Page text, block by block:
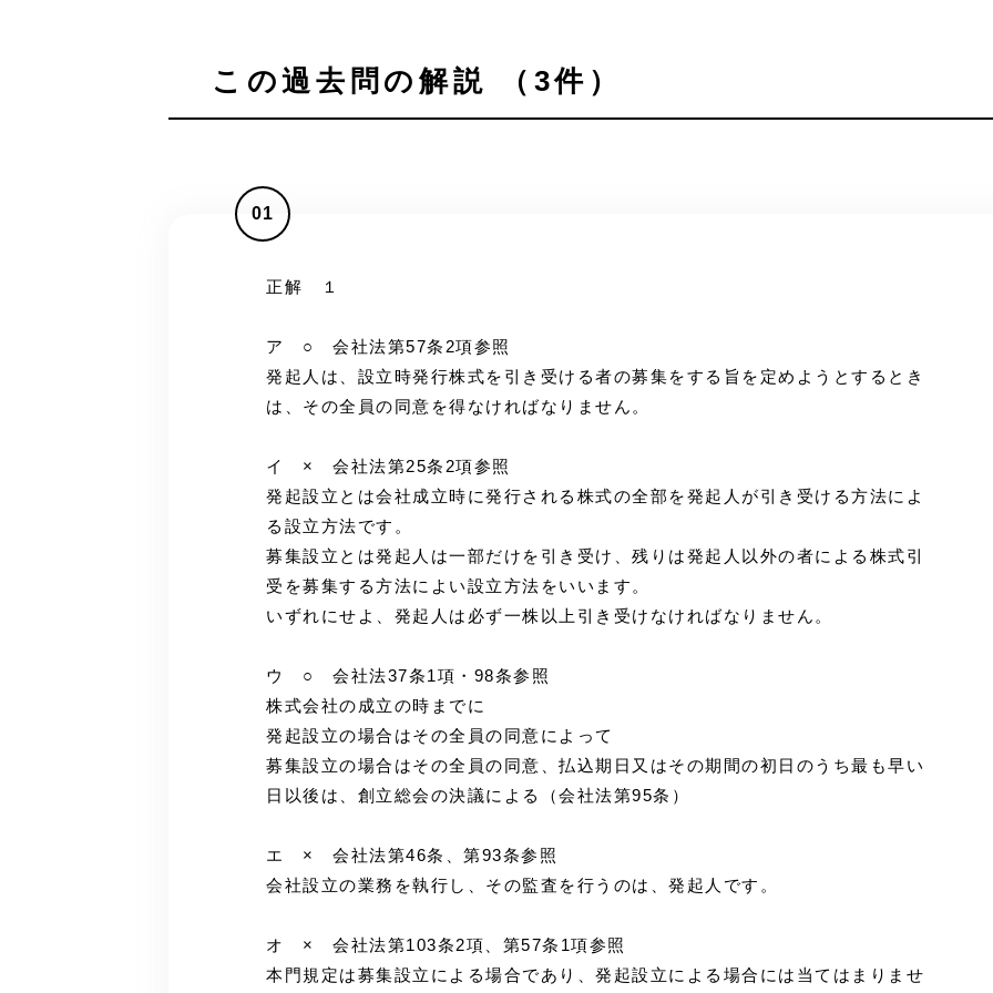
この過去問の解説 （3件）
01
正解 １
ア ○ 会社法第57条2項参照
発起人は、設立時発行株式を引き受ける者の募集をする旨を定めようとするとき
は、その全員の同意を得なければなりません。
イ × 会社法第25条2項参照
発起設立とは会社成立時に発行される株式の全部を発起人が引き受ける方法によ
る設立方法です。
募集設立とは発起人は一部だけを引き受け、残りは発起人以外の者による株式引
受を募集する方法によい設立方法をいいます。
いずれにせよ、発起人は必ず一株以上引き受けなければなりません。
ウ ○ 会社法37条1項・98条参照
株式会社の成立の時までに
発起設立の場合はその全員の同意によって
募集設立の場合はその全員の同意、払込期日又はその期間の初日のうち最も早い
日以後は、創立総会の決議による（会社法第95条）
エ × 会社法第46条、第93条参照
会社設立の業務を執行し、その監査を行うのは、発起人です。
オ × 会社法第103条2項、第57条1項参照
本門規定は募集設立による場合であり、発起設立による場合には当てはまりませ